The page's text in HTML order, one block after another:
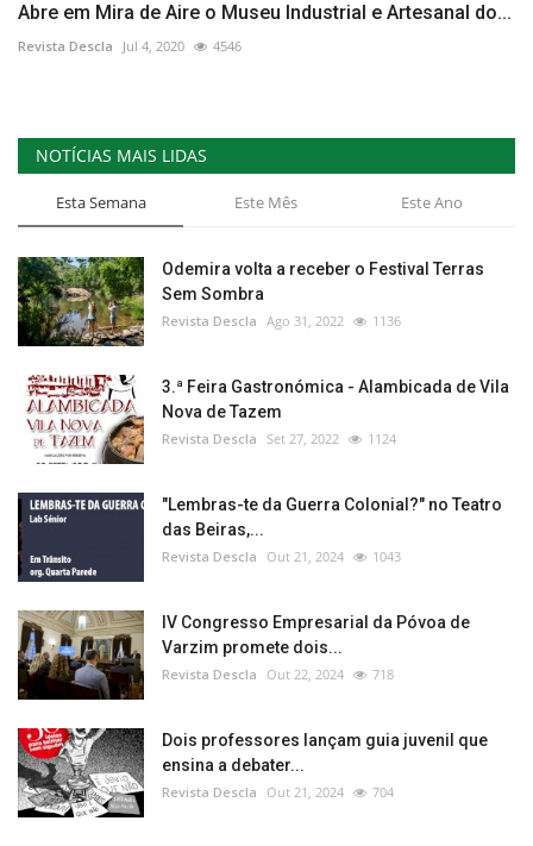
Abre em Mira de Aire o Museu Industrial e Artesanal do...
Revista Descla Jul 4, 2020 4546
NOTÍCIAS MAIS LIDAS
Esta Semana Este Mês Este Ano
Odemira volta a receber o Festival Terras
Sem Sombra
Revista Descla Ago 31, 2022 1136
3.ª Feira Gastronómica - Alambicada de Vila
Nova de Tazem
Revista Descla Set 27, 2022 1124
"Lembras-te da Guerra Colonial?" no Teatro
das Beiras,...
Revista Descla Out 21, 2024 1043
IV Congresso Empresarial da Póvoa de
Varzim promete dois...
Revista Descla Out 22, 2024 718
Dois professores lançam guia juvenil que
ensina a debater...
Revista Descla Out 21, 2024 704